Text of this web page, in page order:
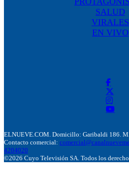
SALUD
VIRALES
EN VIVO
ELNUEVE.COM. Domicillo: Garibaldi 186.
Contacto comercial:
4204020
©2026 Cuyo Televisión SA. Todos los